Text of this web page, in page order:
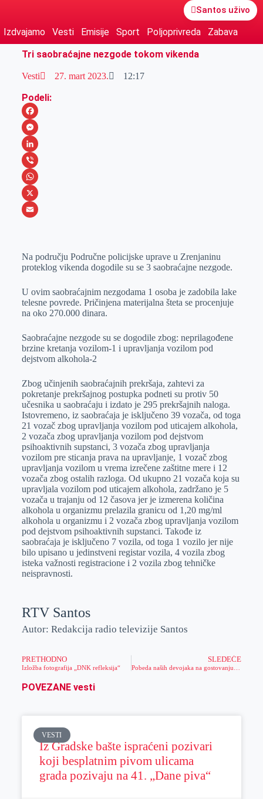
Santos uživo
Izdvajamo Vesti Emisije Sport Poljoprivreda
Zabava
Tri saobraćajne nezgode tokom vikenda
Vesti 27. mart 2023. 12:17
Podeli:
F
a
c
e
b
o
M
e
s
s
e
e
r
L
i
n
k
I
n
V
i
b
W
h
s
A
p
p
X
a
i
l
Na području Područne policijske uprave u Zrenjaninu
proteklog vikenda dogodile su se 3 saobraćajne nezgode.
U ovim saobraćajnim nezgodama 1 osoba je zadobila lake
telesne povrede. Pričinjena materijalna šteta se procenjuje
na oko 270.000 dinara.
Saobraćajne nezgode su se dogodile zbog: neprilagođene
brzine kretanja vozilom-1 i upravljanja vozilom pod
dejstvom alkohola-2
Zbog učinjenih saobraćajnih prekršaja, zahtevi za
pokretanje prekršajnog postupka podneti su protiv 50
učesnika u saobraćaju i izdato je 295 prekršajnih naloga.
Istovremeno, iz saobraćaja je isključeno 39 vozača, od toga
21 vozač zbog upravljanja vozilom pod uticajem alkohola,
2 vozača zbog upravljanja vozilom pod dejstvom
psihoaktivnih supstanci, 3 vozača zbog upravljanja
vozilom pre sticanja prava na upravljanje, 1 vozač zbog
upravljanja vozilom u vrema izrečene zaštitne mere i 12
vozača zbog ostalih razloga. Od ukupno 21 vozača koja su
upravljala vozilom pod uticajem alkohola, zadržano je 5
vozača u trajanju od 12 časova jer je izmerena količina
alkohola u organizmu prelazila granicu od 1,20 mg/ml
alkohola u organizmu i 2 vozača zbog upravljanja vozilom
pod dejstvom psihoaktivnih supstanci. Takođe iz
saobraćaja je isključeno 7 vozila, od toga 1 vozilo jer nije
bilo upisano u jedinstveni registar vozila, 4 vozila zbog
isteka važnosti registracione i 2 vozila zbog tehničke
neispravnosti.
RTV Santos
Autor: Redakcija radio televizije Santos
PRETHODNO
Izložba fotografija „DNK refleksija“
SLEDEĆE
POVEZANE vesti
VESTI
Iz Gradske bašte ispraćeni pozivari
koji besplatnim pivom ulicama
grada pozivaju na 41. „Dane piva“